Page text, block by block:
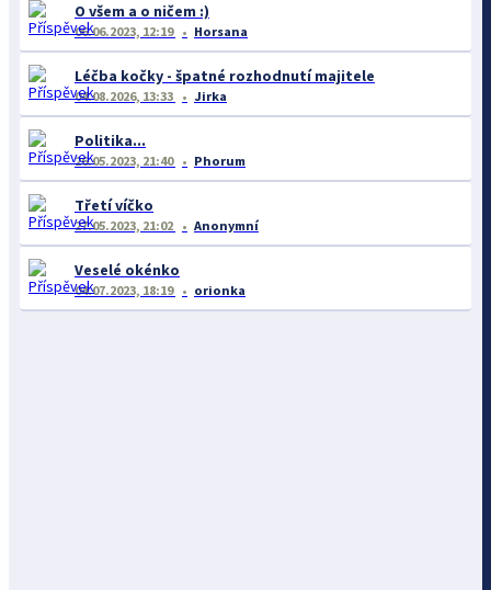
O všem a o ničem :)
06.06.2023, 12:19 Horsana
Léčba kočky - špatné rozhodnutí majitele
04.08.2026, 13:33 Jirka
Politika...
26.05.2023, 21:40 Phorum
Třetí víčko
27.05.2023, 21:02 Anonymní
Veselé okénko
04.07.2023, 18:19 orionka